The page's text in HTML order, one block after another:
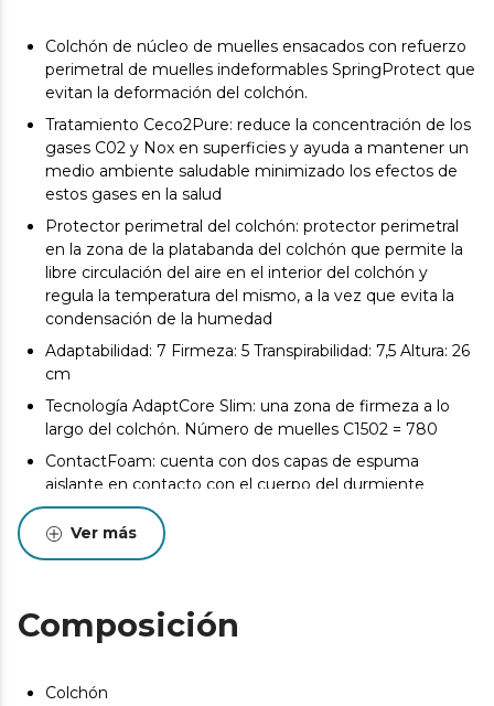
Colchón de núcleo de muelles ensacados con refuerzo
perimetral de muelles indeformables SpringProtect que
evitan la deformación del colchón.
Tratamiento Ceco2Pure: reduce la concentración de los
gases C02 y Nox en superficies y ayuda a mantener un
medio ambiente saludable minimizado los efectos de
estos gases en la salud
Protector perimetral del colchón: protector perimetral
en la zona de la platabanda del colchón que permite la
libre circulación del aire en el interior del colchón y
regula la temperatura del mismo, a la vez que evita la
condensación de la humedad
Adaptabilidad: 7 Firmeza: 5 Transpirabilidad: 7,5 Altura: 26
cm
Tecnología AdaptCore Slim: una zona de firmeza a lo
largo del colchón. Número de muelles C1502 = 780
ContactFoam: cuenta con dos capas de espuma
aislante en contacto con el cuerpo del durmiente
Colchón reversible, lo cual permite que se pueda usar
ambas caras del colchón y se prolongue su durabilidad
para ofrecer una experiencia de descanso superior, con
una firmeza y adaptabilidad idóneas para el descanso y
columna con una buena postura.
Ver más
Composición
Colchón